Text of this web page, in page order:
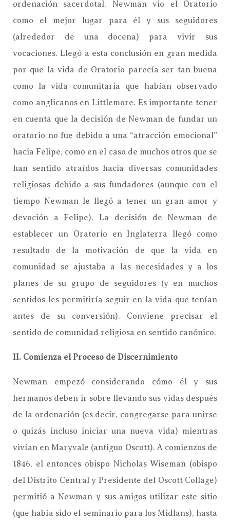
ordenación sacerdotal, Newman vio el Oratorio
como el mejor lugar para él y sus seguidores
(alrededor de una docena) para vivir sus
vocaciones. Llegó a esta conclusión en gran medida
por que la vida de Oratorio parecía ser tan buena
como la vida comunitaria que habían observado
como anglicanos en Littlemore. Es importante tener
en cuenta que la decisión de Newman de fundar un
oratorio no fue debido a una “atracción emocional”
hacia Felipe, como en el caso de muchos otros que se
han sentido atraídos hacia diversas comunidades
religiosas debido a sus fundadores (aunque con el
tiempo Newman le llegó a tener un gran amor y
devoción a Felipe). La decisión de Newman de
establecer un Oratorio en Inglaterra llegó como
resultado de la motivación de que la vida en
comunidad se ajustaba a las necesidades y a los
planes de su grupo de seguidores (y en muchos
sentidos les permitiría seguir en la vida que tenían
antes de su conversión). Conviene precisar el
sentido de comunidad religiosa en sentido canónico.
II. Comienza el Proceso de Discernimiento
Newman empezó considerando cómo él y sus
hermanos deben ir sobre llevando sus vidas después
de la ordenación (es decir, congregarse para unirse
o quizás incluso iniciar una nueva vida) mientras
vivían en Maryvale (antiguo Oscott). A comienzos de
1846, el entonces obispo Nicholas Wiseman (obispo
del Distrito Central y Presidente del Oscott Collage)
permitió a Newman y sus amigos utilizar este sitio
(que había sido el seminario para los Midlans), hasta